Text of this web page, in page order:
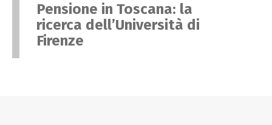
Pensione in Toscana: la
ricerca dell’Università di
Firenze